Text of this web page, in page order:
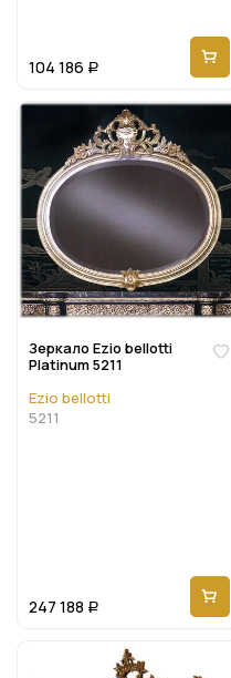
104 186 Р
Зеркало Ezio bellotti
Platinum 5211
Ezio bellotti
5211
247 188 Р